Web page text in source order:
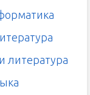
литература